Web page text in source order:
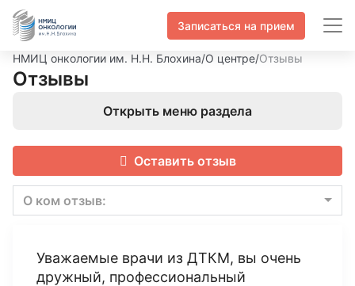
Записаться на прием
НМИЦ онкологии им. Н.Н. Блохина/О центре/Отзывы
Отзывы
Открыть меню раздела
Оставить отзыв
О ком отзыв:
Уважаемые врачи из ДТКМ, вы очень
дружный, профессиональный